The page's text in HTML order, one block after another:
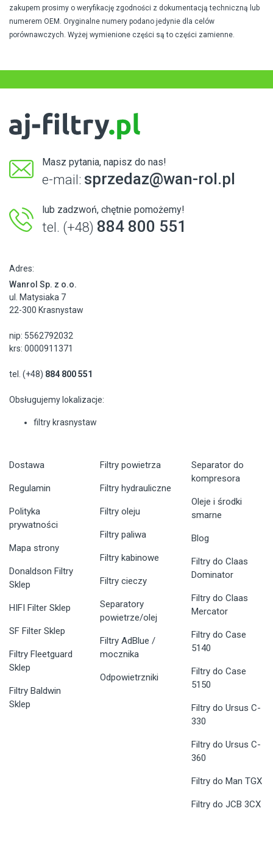
zakupem prosimy o weryfikację zgodności z dokumentacją techniczną lub
numerem OEM. Oryginalne numery podano jedynie dla celów
porównawczych. Wyżej wymienione części są to części zamienne.
Masz pytania, napisz do nas!
e-mail: sprzedaz@wan-rol.pl
lub zadzwoń, chętnie pomożemy!
tel. (+48) 884 800 551
Adres:
Wanrol Sp. z o.o.
ul. Matysiaka 7
22-300 Krasnystaw
nip: 5562792032
krs: 0000911371
tel. (+48) 884 800 551
Obsługujemy lokalizacje:
filtry krasnystaw
Dostawa
Regulamin
Polityka
prywatności
Mapa strony
Donaldson Filtry
Sklep
HIFI Filter Sklep
SF Filter Sklep
Filtry Fleetguard
Sklep
Filtry Baldwin
Sklep
Filtry powietrza
Filtry hydrauliczne
Filtry oleju
Filtry paliwa
Filtry kabinowe
Filtry cieczy
Separatory
powietrze/olej
Filtry AdBlue /
mocznika
Odpowietrzniki
Separator do
kompresora
Oleje i środki
smarne
Blog
Filtry do Claas
Dominator
Filtry do Claas
Mercator
Filtry do Case
5140
Filtry do Case
5150
Filtry do Ursus C-
330
Filtry do Ursus C-
360
Filtry do Man TGX
Filtry do JCB 3CX